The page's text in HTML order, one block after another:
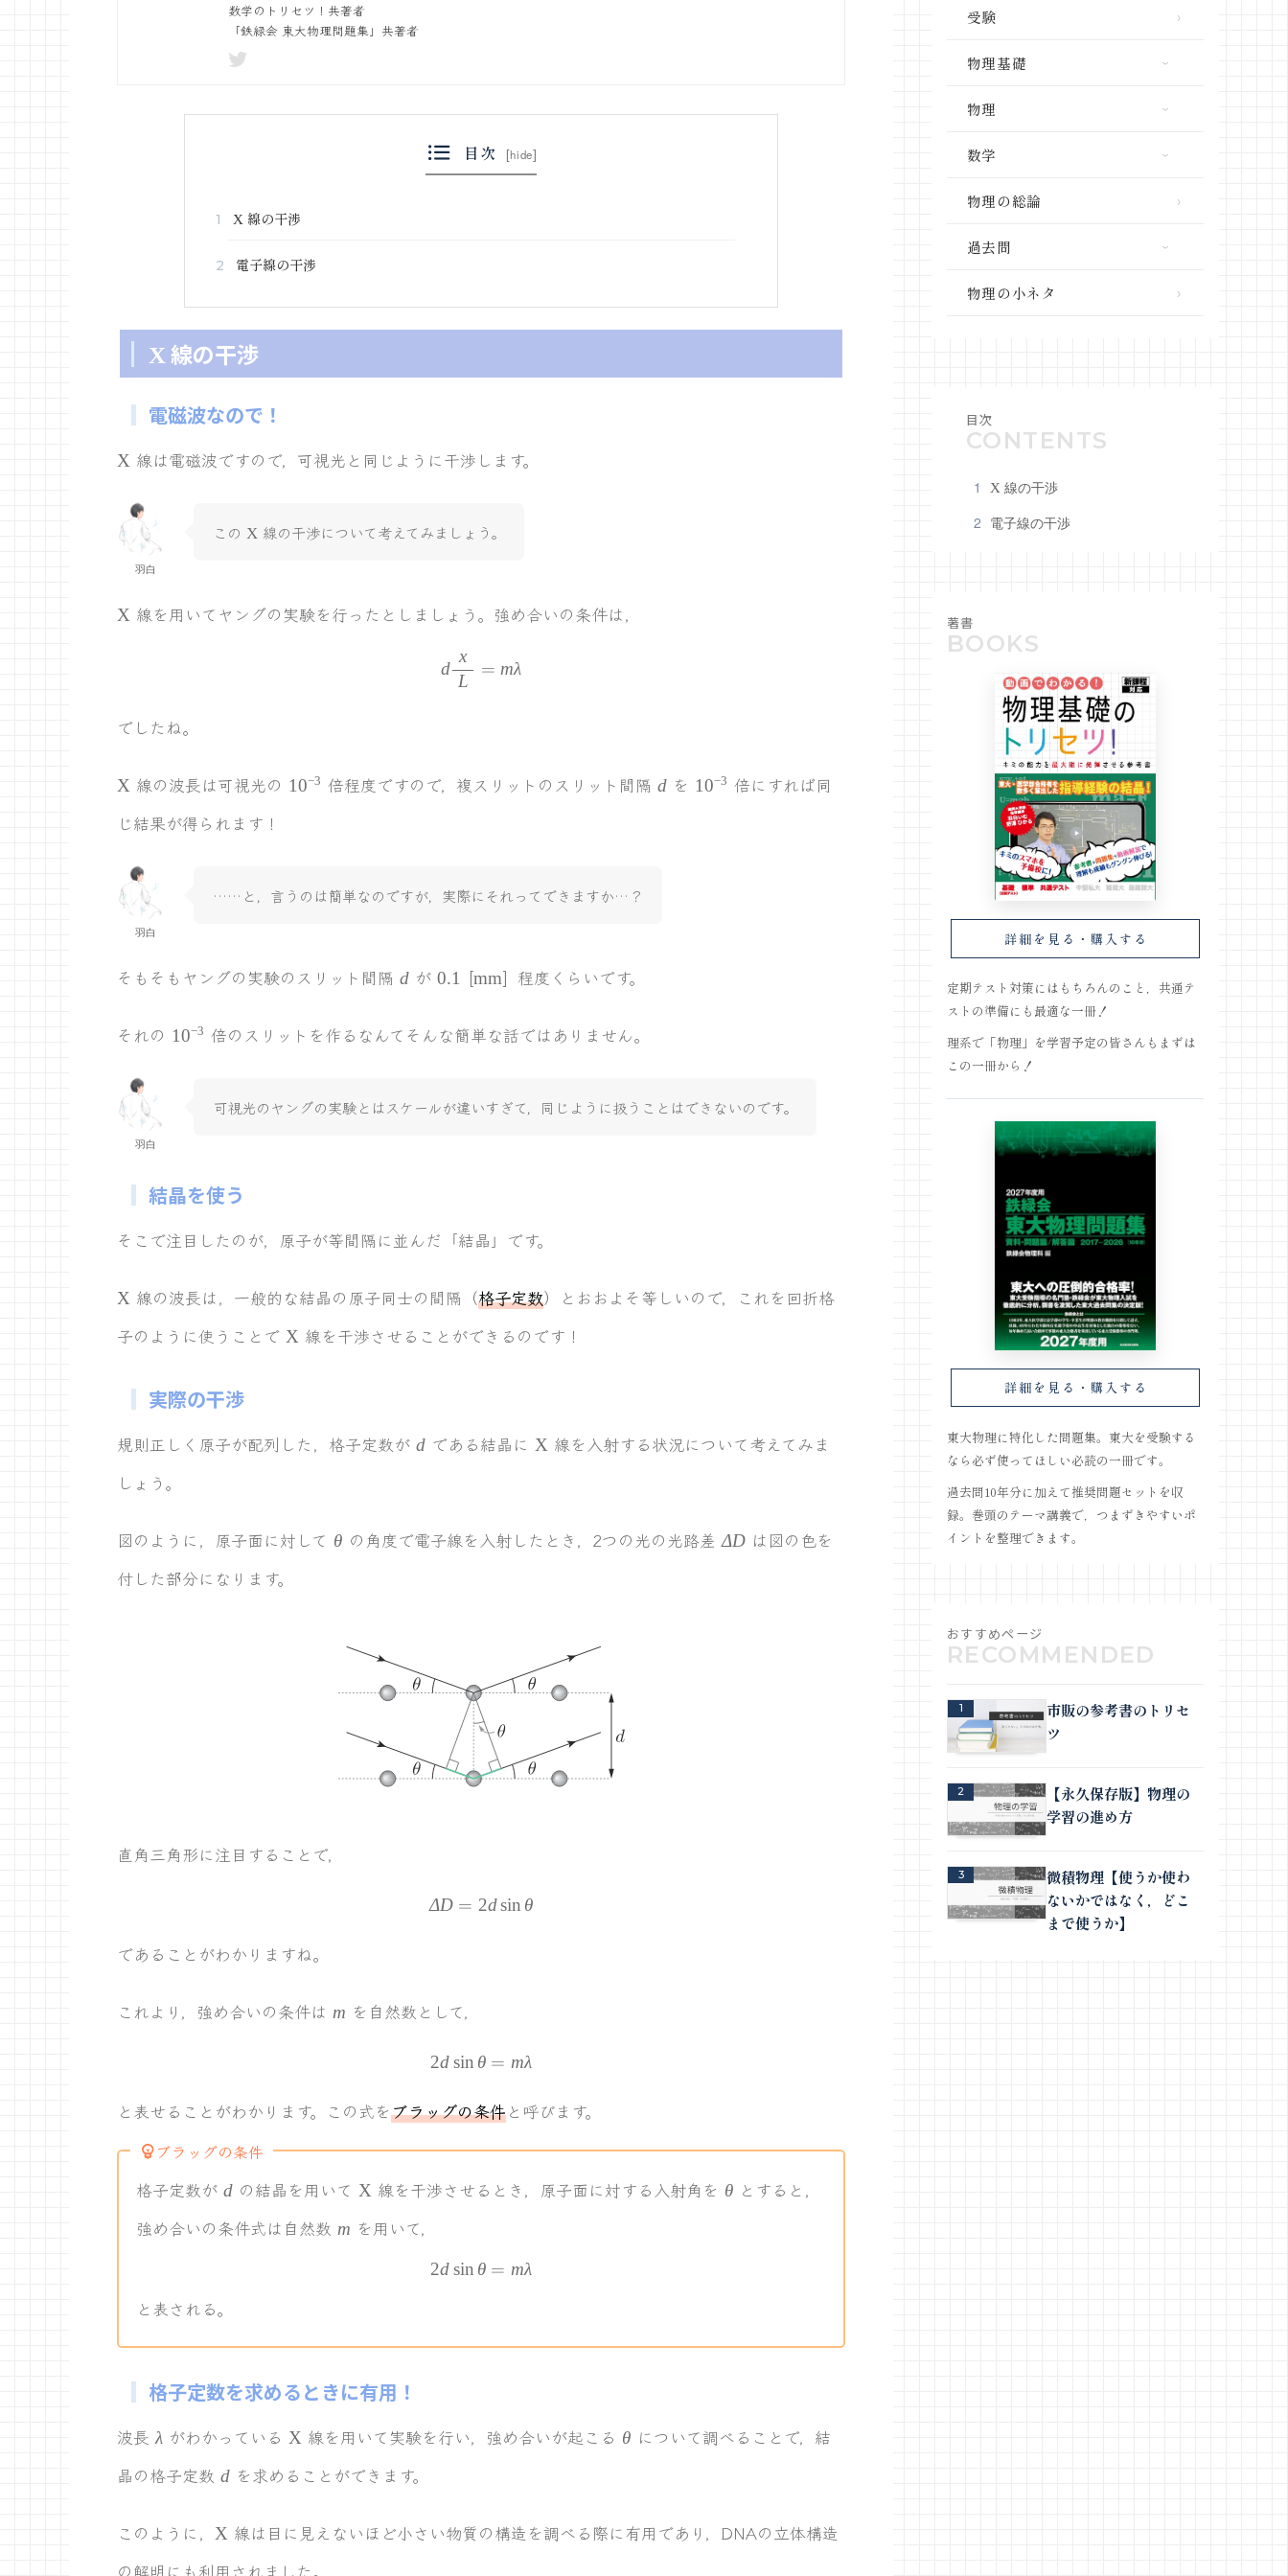
数学のトリセツ！共著者
「鉄緑会 東大物理問題集」共著者
目次 [hide]
1 \rmX
X 線の干渉
2 電子線の干渉
\rmX
X線の干渉
電磁波なので！
\rmX
X 線は電磁波ですので，可視光と同じように干渉します。
羽白
この \r
m
X 線の干渉について考えてみましょう。
\rmX
X 線を用いてヤングの実験を行ったとしましょう。強め合いの条件は，
d\bun{x}{L}=m\lambda
d
L
x
= mλ
でしたね。
\rmX
X 線の波長は可視光の 10^{-3}
10−3 倍程度ですので，複スリットのスリット間隔 d
d を 10^{-3}
10−3 倍にすれば同
じ結果が得られます！
羽白
……と，言うのは簡単なのですが，実際にそれってできますか…？
そもそもヤングの実験のスリット間隔 d
d が 0.1\punit{mm}
0.1 [mm] 程度くらいです。
それの 10^{-3}
10−3 倍のスリットを作るなんてそんな簡単な話ではありません。
羽白
可視光のヤングの実験とはスケールが違いすぎて，同じように扱うことはできないのです。
結晶を使う
そこで注目したのが，原子が等間隔に並んだ「結晶」です。
\rmX
X 線の波長は，一般的な結晶の原子同士の間隔（格子定数）とおおよそ等しいので，これを回折格
子のように使うことで \rmX
X 線を干渉させることができるのです！
実際の干渉
規則正しく原子が配列した，格子定数が d
d である結晶に \rmX
X 線を入射する状況について考えてみま
しょう。
図のように，原子面に対して \theta
θ の角度で電子線を入射したとき，2つの光の光路差 \varDelta
D
ΔD は図の色を
付した部分になります。
直角三角形に注目することで，
\varDelta D=2d\sin\theta
ΔD = 2dsin θ
であることがわかりますね。
これより，強め合いの条件は m を自然数として，
2d\sin\theta=m\lambda
2dsin θ = mλ
と表せることがわかります。この式をブラッグの条件と呼びます。
ブラッグの条件
格子定数が d
dの結晶を用いて \rmX
X 線を干渉させるとき，原子面に対する入射角を \theta
θ とすると，
強め合いの条件式は自然数 m を用いて，
2d\sin\theta=m\lambda
2dsin θ = mλ
と表される。
格子定数を求めるときに有用！
波長\lambda
λ がわかっている \rmX
X 線を用いて実験を行い，強め合いが起こる \theta
θ について調べることで，結
晶の格子定数 d
d を求めることができます。
このように， \rmX
X 線は目に見えないほど小さい物質の構造を調べる際に有用であり，DNAの立体構造
の解明にも利用されました。
受験
物理基礎
力学
電磁気学
物理
力学
波動
電磁気学
数学
三角関数
微分・積分
高校数学の単元別解説動画
物理の総論
過去問
共テ「物理」
物理の小ネタ
目次
1 \rmX
X 線の干渉
2 電子線の干渉
著書
詳細を見る・購入する
定期テスト対策にはもちろんのこと，共通テ
ストの準備にも最適な一冊！
理系で「物理」を学習予定の皆さんもまずは
この一冊から！
詳細を見る・購入する
東大物理に特化した問題集。東大を受験する
なら必ず使ってほしい必読の一冊です。
過去問10年分に加えて推奨問題セットを収
録。巻頭のテーマ講義で，つまずきやすいポ
イントを整理できます。
おすすめページ
1
市販の参考書のトリセ
ツ
2
【永久保存版】物理の
学習の進め方
3
微積物理【使うか使わ
ないかではなく，どこ
まで使うか】